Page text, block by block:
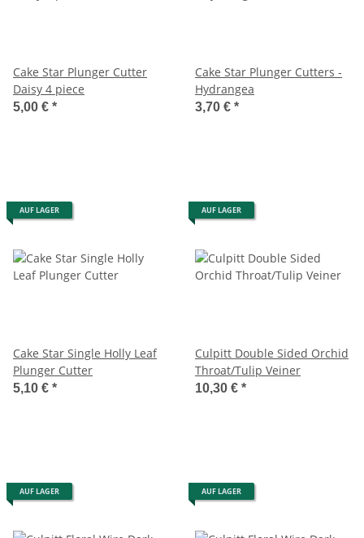
Cake Star Plunger Cutter
Daisy 4 piece
5,00 € *
Cake Star Plunger Cutters -
Hydrangea
3,70 € *
AUF LAGER
Cake Star Single Holly Leaf
Plunger Cutter
5,10 € *
AUF LAGER
Culpitt Double Sided Orchid
Throat/Tulip Veiner
10,30 € *
AUF LAGER AUF LAGER